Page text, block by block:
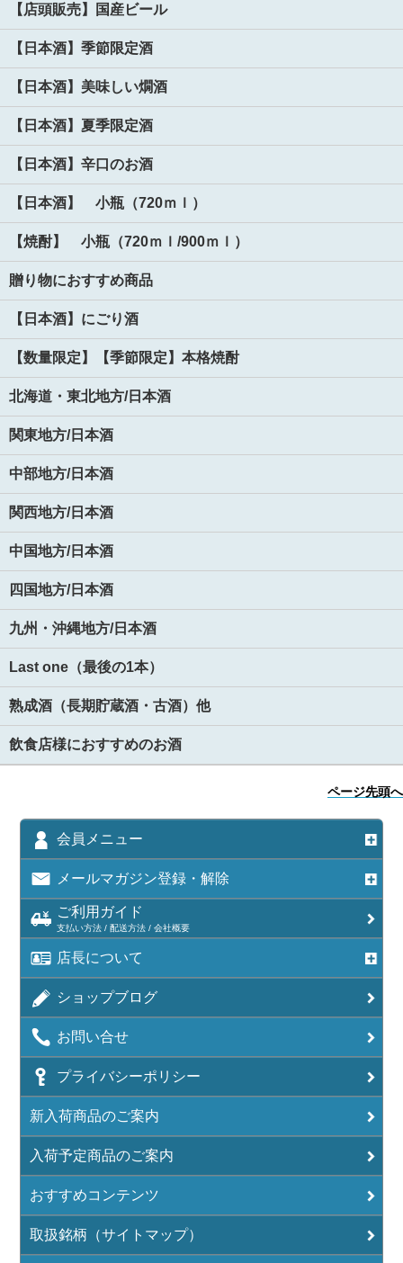
【店頭販売】国産ビール
【日本酒】季節限定酒
【日本酒】美味しい燗酒
【日本酒】夏季限定酒
【日本酒】辛口のお酒
【日本酒】 小瓶（720ｍｌ）
【焼酎】 小瓶（720ｍｌ/900ｍｌ）
贈り物におすすめ商品
【日本酒】にごり酒
【数量限定】【季節限定】本格焼酎
北海道・東北地方/日本酒
関東地方/日本酒
中部地方/日本酒
関西地方/日本酒
中国地方/日本酒
四国地方/日本酒
九州・沖縄地方/日本酒
Last one（最後の1本）
熟成酒（長期貯蔵酒・古酒）他
飲食店様におすすめのお酒
ページ先頭へ
会員メニュー
メールマガジン登録・解除
ご利用ガイド
支払い方法 / 配送方法 / 会社概要
店長について
ショップブログ
お問い合せ
プライバシーポリシー
新入荷商品のご案内
入荷予定商品のご案内
おすすめコンテンツ
取扱銘柄（サイトマップ）